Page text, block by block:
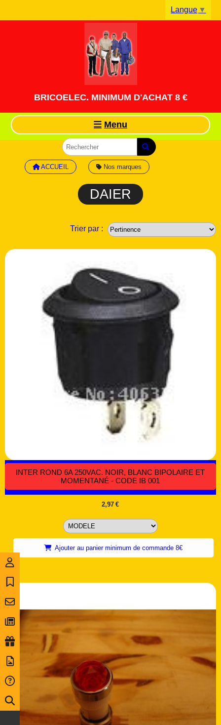
BRICOELEC. MINIMUM D'ACHAT 8 €
Menu
ACCUEIL Nos marques
DAIER
Trier par :
INTER ROND 6A 250VAC. NOIR, BLANC BIPOLAIRE ET
MOMENTANÉ - CODE IB 001
2,97 €
Ajouter au panier minimum de commande 8€
Langue ▼